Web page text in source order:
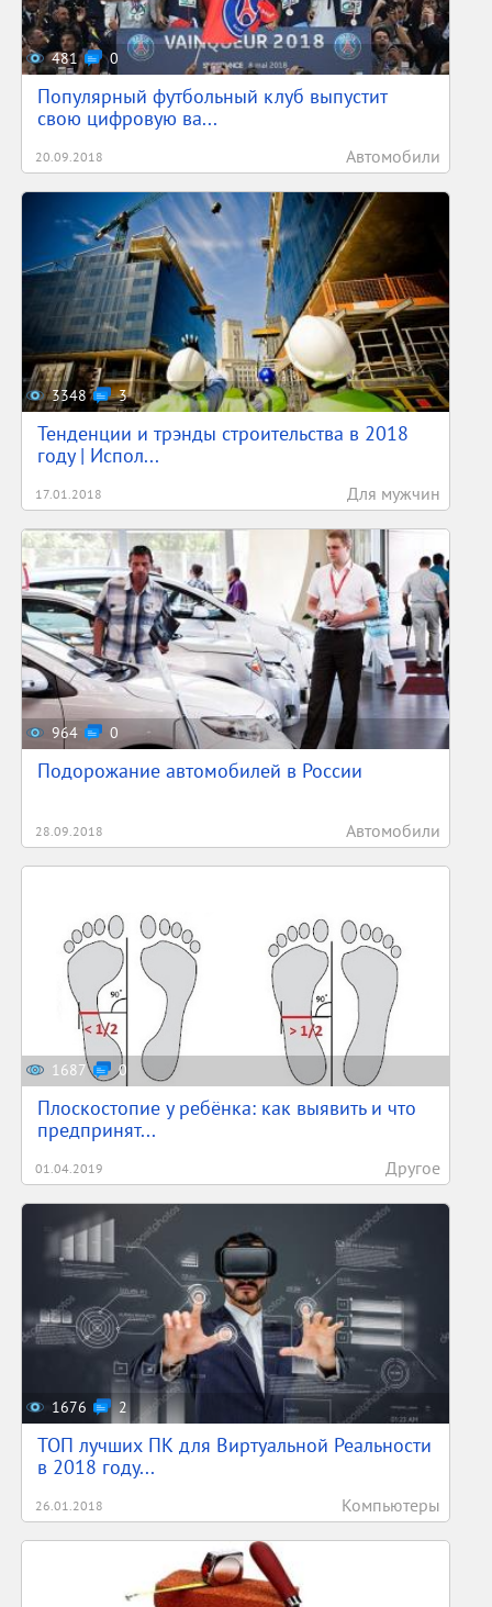
481 0
Популярный футбольный клуб выпустит
свою цифровую ва...
20.09.2018 Автомобили
3348 3
Тенденции и трэнды строительства в 2018
году | Испол...
17.01.2018 Для мужчин
964 0
Подорожание автомобилей в России
28.09.2018 Автомобили
1687 0
Плоскостопие у ребёнка: как выявить и что
предпринят...
01.04.2019 Другое
1676 2
ТОП лучших ПК для Виртуальной Реальности
в 2018 году...
26.01.2018 Компьютеры